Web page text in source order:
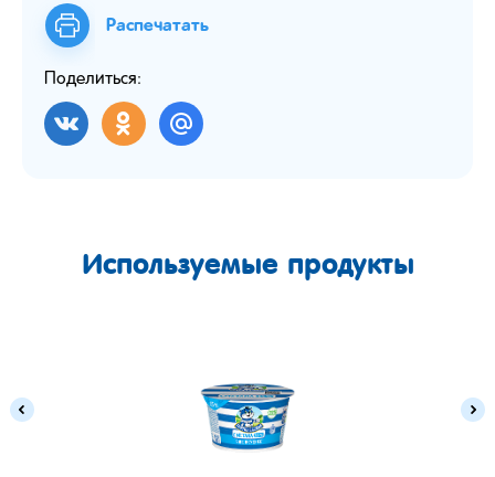
Распечатать
Поделиться:
Используемые продукты